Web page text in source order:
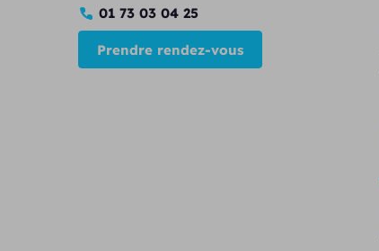
01 73 03 04 25
Prendre rendez-vous